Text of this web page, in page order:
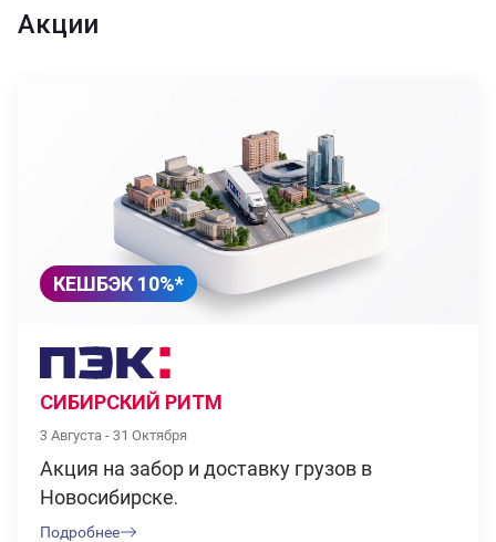
Акции
КЕШБЭК 10%*
СИБИРСКИЙ РИТМ
3 Августа - 31 Октября
Акция на забор и доставку грузов в
Новосибирске.
Подробнее